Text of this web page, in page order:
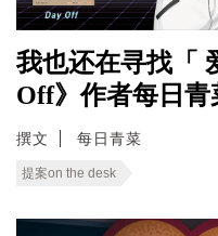
我也还在寻找「
Off》作者每日青
撰文 每日青菜
提案on the desk